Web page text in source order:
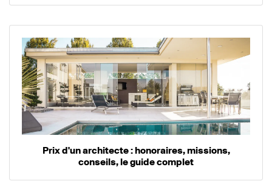
Prix d'un architecte : honoraires, missions,
conseils, le guide complet